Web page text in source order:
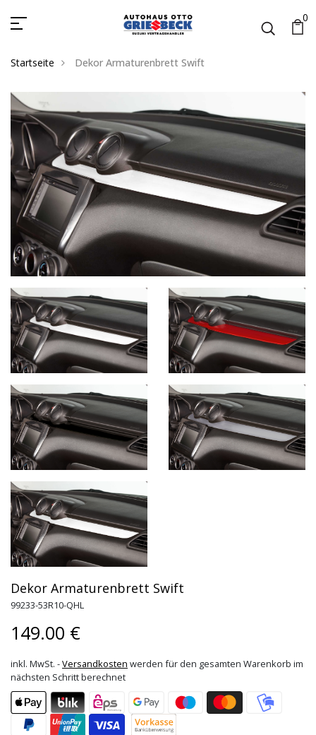
0
Startseite Dekor Armaturenbrett Swift
Dekor Armaturenbrett Swift
99233-53R10-QHL
149.00 €
inkl. MwSt. -Versandkosten werden für den gesamten Warenkorb im
nächsten Schritt berechnet